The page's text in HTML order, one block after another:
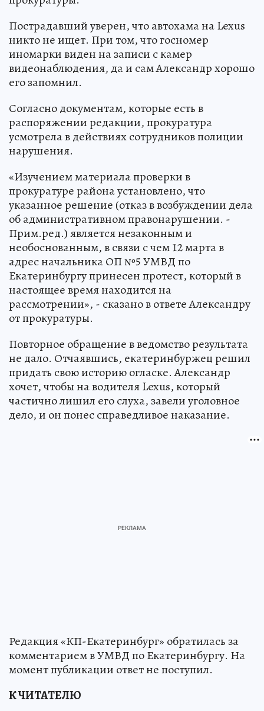
Пострадавший уверен, что автохама на Lexus
никто не ищет. При том, что госномер
иномарки виден на записи с камер
видеонаблюдения, да и сам Александр хорошо
его запомнил.
Согласно документам, которые есть в
распоряжении редакции, прокуратура
усмотрела в действиях сотрудников полиции
нарушения.
«Изучением материала проверки в
прокуратуре района установлено, что
указанное решение (отказ в возбуждении дела
об административном правонарушении. -
Прим.ред.) является незаконным и
необоснованным, в связи с чем 12 марта в
адрес начальника ОП №5 УМВД по
Екатеринбургу принесен протест, который в
настоящее время находится на
рассмотрении», - сказано в ответе Александру
от прокуратуры.
Повторное обращение в ведомство результата
не дало. Отчаявшись, екатеринбуржец решил
придать свою историю огласке. Александр
хочет, чтобы на водителя Lexus, который
частично лишил его слуха, завели уголовное
дело, и он понес справедливое наказание.
Редакция «КП-Екатеринбург» обратилась за
комментарием в УМВД по Екатеринбургу. На
момент публикации ответ не поступил.
К ЧИТАТЕЛЮ